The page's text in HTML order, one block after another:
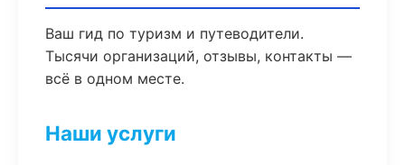
Ваш гид по туризм и путеводители.
Тысячи организаций, отзывы, контакты —
всё в одном месте.
Наши услуги